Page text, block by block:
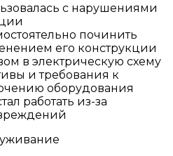
с нарушениями
починить
его конструкции
в электрическую схему
и требования к
оборудования
работать из-за